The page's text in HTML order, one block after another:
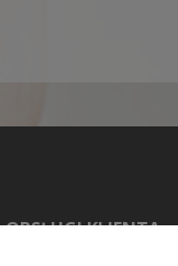
OBSŁUGI KLIENTA